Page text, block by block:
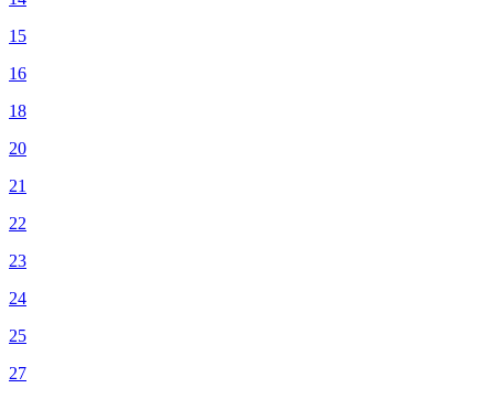
15
16
18
20
21
22
23
24
25
27